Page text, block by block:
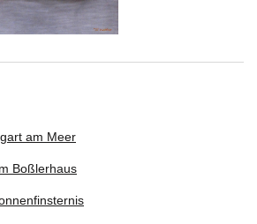
am Meer
Boßlerhaus